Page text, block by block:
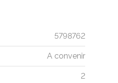
5798762
A convenir
2